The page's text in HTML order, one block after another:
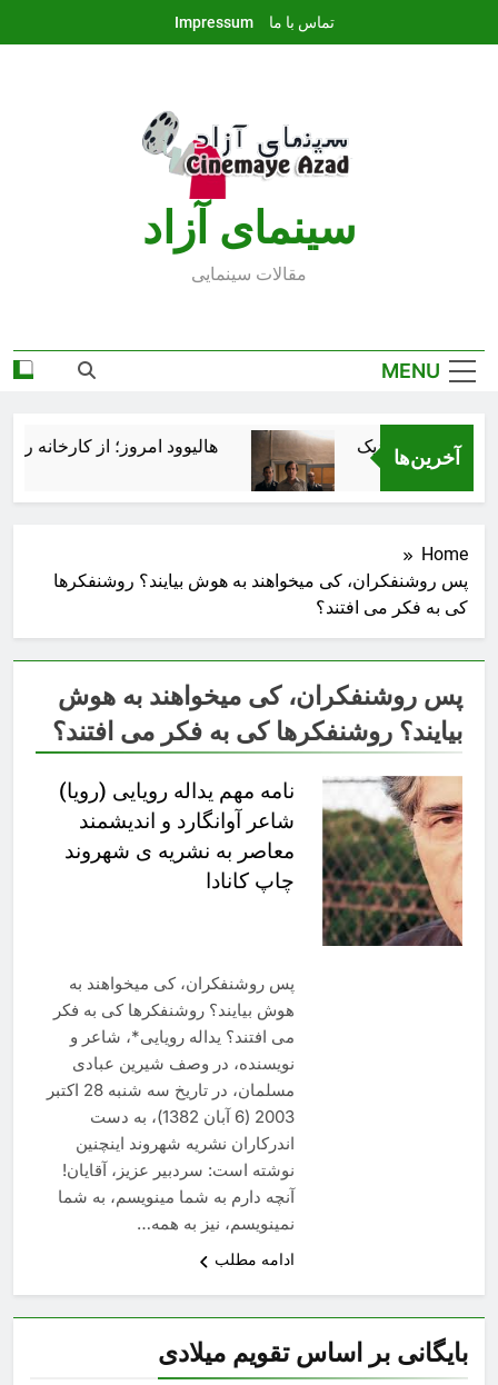
تماس با ما Impressum
سينماى آزاد
مقالات سينمايى
MENU
آخرین‌ها هالیوود امروز؛ از کارخانه
Home
پس روشنفكران، كی میخواهند به هوش بیایند؟ روشنفكرها
كی به فكر می افتند؟
پس روشنفكران، كی میخواهند به هوش
بیایند؟ روشنفكرها كی به فكر می افتند؟
نامه مهم یداله رویایی (رویا)
شاعر آوانگارد و اندیشمند
معاصر به نشریه ی شهروند
چاپ کانادا
پس روشنفكران، كی میخواهند به
هوش بیایند؟ روشنفكرها كی به فكر
می افتند؟ یداله رویایی*، شاعر و
نویسنده، در وصف شیرین عبادی
مسلمان، در تاریخ سه شنبه 28 اکتبر
2003 (6 آبان 1382)، به دست
اندرکاران نشریه شهروند اینچنین
نوشته است: سردبیر عزیز، آقایان!
آنچه دارم به شما مینویسم، به شما
نمینویسم، نیز به همه…
ادامه مطلب
بایگانی بر اساس تقویم میلادی